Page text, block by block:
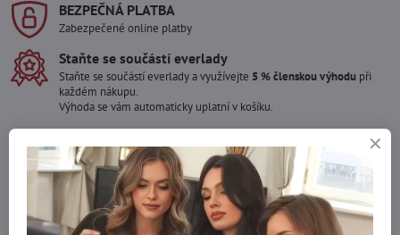
BEZPEČNÁ PLATBA
Zabezpečené online platby
Staňte se součástí everlady
Staňte se součástí everlady a využívejte 5 % členskou výhodu při
každém nákupu.
Výhoda se vám automaticky uplatní v košíku.
Máte zájem o více kusů ?
Kontaktujte nás na mail, zboží pro Vás doskladníme!
info​@everlady​.eu